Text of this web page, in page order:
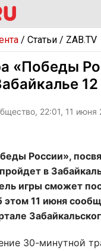
/ Статьи/ ZAB.TV
«Победы
22:01, 11 июня
России»,
в
игры сможет
этом 11 июня
30-минутной